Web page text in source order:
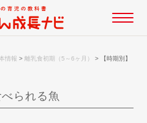
情報 >離乳食初期（5～6ヶ月） >
【時期別】
べられる魚